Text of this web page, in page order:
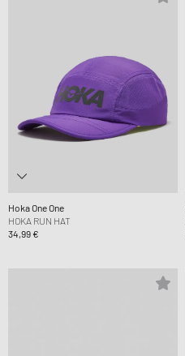
Hoka One One
HOKA RUN HAT
34,99 €